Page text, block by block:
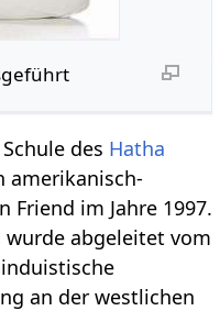
des Hatha
amerikanisch-
Friend im Jahre 1997.
wurde abgeleitet vom
an der westlichen